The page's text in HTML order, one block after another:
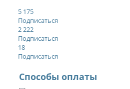
5 175
Подписаться
2 222
Подписаться
18
Подписаться
Способы оплаты